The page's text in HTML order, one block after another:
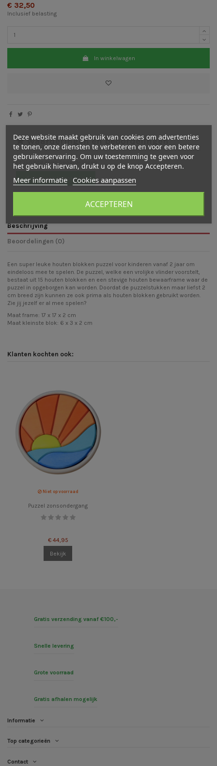
€ 32,50
Inclusief belasting
In winkelwagen
Waarderingen en beoordelingen
Er zijn nog geen beoordelingen
Schrijf een beoordeling
Beschrijving
Beoordelingen (0)
Een super leuke houten blokken puzzel voor kinderen vanaf 2 jaar om
eindeloos mee te spelen. De puzzel, welke een vrolijke vlinder voorstelt,
bestaat uit 15 houten blokken en een stevige houten bewaarframe waar de
puzzel in opgeborgen kan worden. Doordat de puzzelstukken maar liefst 2
cm breed zijn kunnen ze ook prima als houten blokken gebruikt worden.
Zie jij jezelf er al mee spelen?
Maat frame: 17 x 17 x 2 cm
Maat kleinste blok: 6 x 3 x 2 cm
Klanten kochten ook:
Niet op voorraad
Puzzel zonsondergang
€ 44,95
Bekijk
Gratis verzending vanaf €100,-
Snelle levering
Grote voorraad
Gratis afhalen mogelijk
Informatie
Top categorieën
Contact
Deze website maakt gebruik van cookies om advertenties
te tonen, onze diensten te verbeteren en voor een betere
gebruikerservaring. Om uw toestemming te geven voor
het gebruik hiervan, drukt u op de knop Accepteren.
Meer informatie Cookies aanpassen
ACCEPTEREN